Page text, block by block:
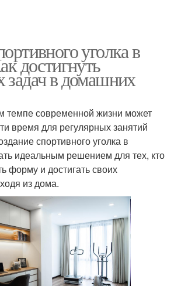
уголка в
достигнуть
задач в домашних
темпе современной жизни может
время для регулярных занятий
спортивного уголка в
идеальным решением для тех, кто
форму и достигать своих
из дома.